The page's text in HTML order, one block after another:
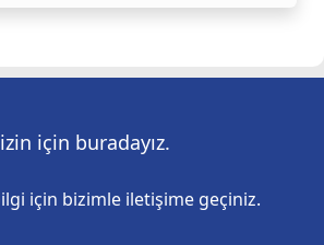
için buradayız.
için bizimle iletişime geçiniz.